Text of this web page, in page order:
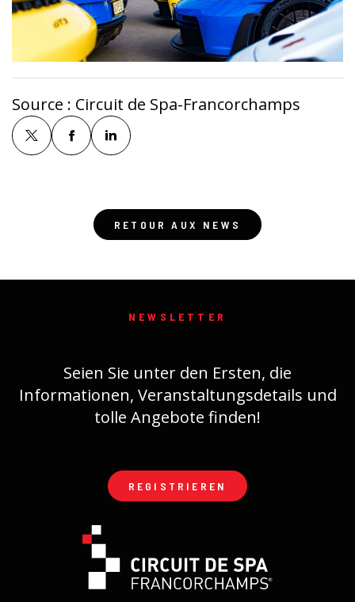
Source : Circuit de Spa-Francorchamps
RETOUR AUX NEWS
NEWSLETTER
Seien Sie unter den Ersten, die
Informationen, Veranstaltungsdetails und
tolle Angebote finden!
REGISTRIEREN